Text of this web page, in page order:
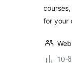
for your
10-